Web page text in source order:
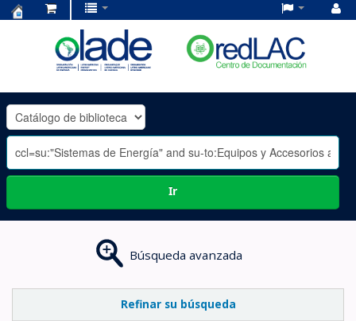
OLADE
-
Ir
Búsqueda avanzada
Refinar su búsqueda